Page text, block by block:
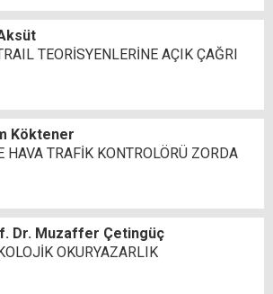
TEORİSYENLERİNE AÇIK ÇAĞRI
Köktener
HAVA TRAFİK KONTROLÖRÜ ZORDA
Dr. Muzaffer Çetingüç
OKURYAZARLIK